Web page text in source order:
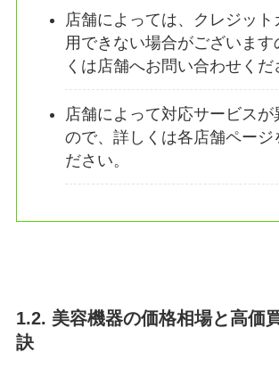
店舗によっては、クレジット
用できない場合がございます
くは店舗へお問い合わせくだ
店舗によって対応サービスが
ので、詳しくは各店舗ページ
ださい。
1.2. 美容機器の価格相場と高価
訣